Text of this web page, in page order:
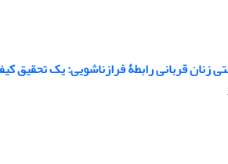
زنان قربانی رابطۀ فرازناشویی: یک تحقیق